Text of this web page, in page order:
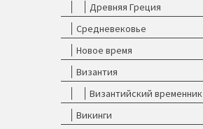
Древняя Греция
Средневековье
Новое время
Византия
Византийский временник
Викинги